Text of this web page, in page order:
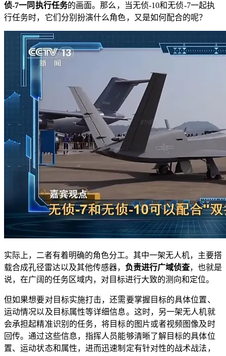
侦-7一同执行任务的画面。那么，当无侦-10和无侦-7一起执
行任务时，它们分别扮演什么角色，又是如何配合的呢？
实际上，二者有着明确的角色分工。其中一架无人机，主要搭
载合成孔径雷达以及其他传感器， 负责进行广域侦查，也就是
说，在广阔的任务区域内，对目标进行大致的测向和定位。
但如果想要对目标实施打击，还需要掌握目标的具体位置、
运动情况以及目标属性等详细信息。这时，另一架无人机就
会承担起精准识别的任务，将目标的图片或者视频图像及时
回传。通过这些信息，指挥人员能够清晰了解目标的具体位
置、运动状态和属性，进而迅速制定有针对性的战术战法，